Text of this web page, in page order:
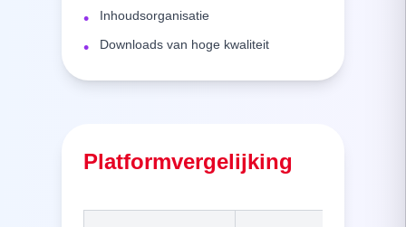
• Inhoudsorganisatie
• Downloads van hoge kwaliteit
Platformvergelijking